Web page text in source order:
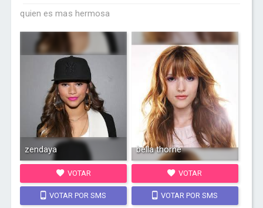
quien es mas hermosa
zendaya
VOTAR
VOTAR POR SMS
bella thorne
VOTAR
VOTAR POR SMS